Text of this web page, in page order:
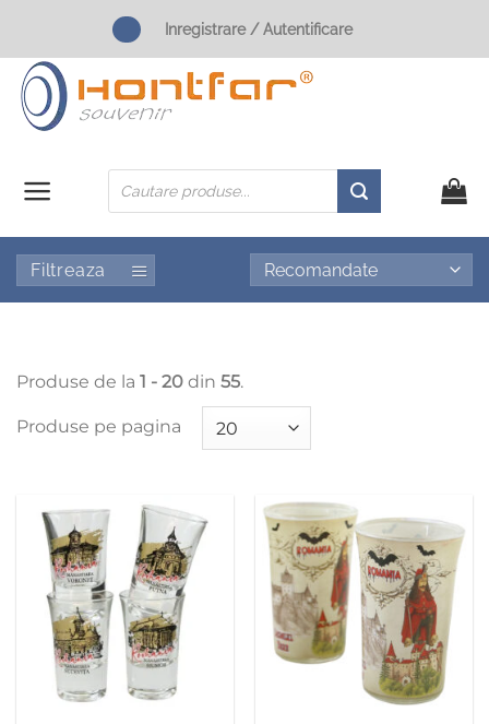
content
Inregistrare / Autentificare
Products
search
Filtreaza
Produse de la 1 - 20 din 55.
Produse pe pagina